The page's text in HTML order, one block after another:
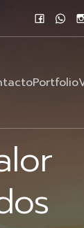
Portfolio